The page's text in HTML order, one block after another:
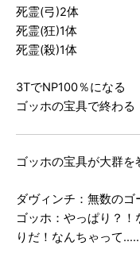
死霊(弓)2体
死霊(狂)1体
死霊(殺)1体
3TでNP100％になる
ゴッホの宝具で終わる
ゴッホの宝具が大群を
ダヴィンチ：無数の
ゴッホ：やっぱり？
りだ！なんちゃって